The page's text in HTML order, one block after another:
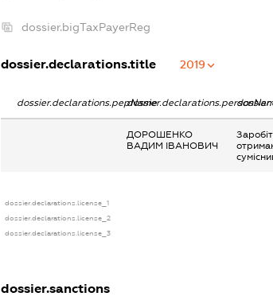
dossier.bigTaxPayerReg
dossier.declarations.title 2019
dossier.declarations.pepName
ДОРОШЕНКО
ВАДИМ ІВАНОВИЧ
dossier.declarations.license_1
dossier.declarations.license_2
dossier.declarations.license_3
dossier.sanctions